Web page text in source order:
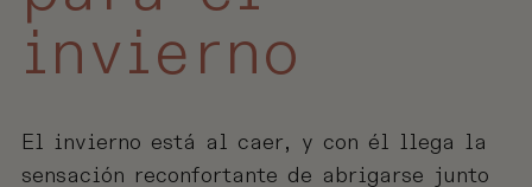
invierno
El invierno está al caer, y con él llega la
sensación reconfortante de abrigarse junto